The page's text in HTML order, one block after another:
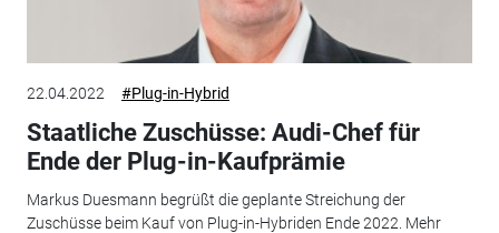
22.04.2022 #Plug-in-Hybrid
Staatliche Zuschüsse: Audi-Chef für
Ende der Plug-in-Kaufprämie
Markus Duesmann begrüßt die geplante Streichung der
Zuschüsse beim Kauf von Plug-in-Hybriden Ende 2022. Mehr